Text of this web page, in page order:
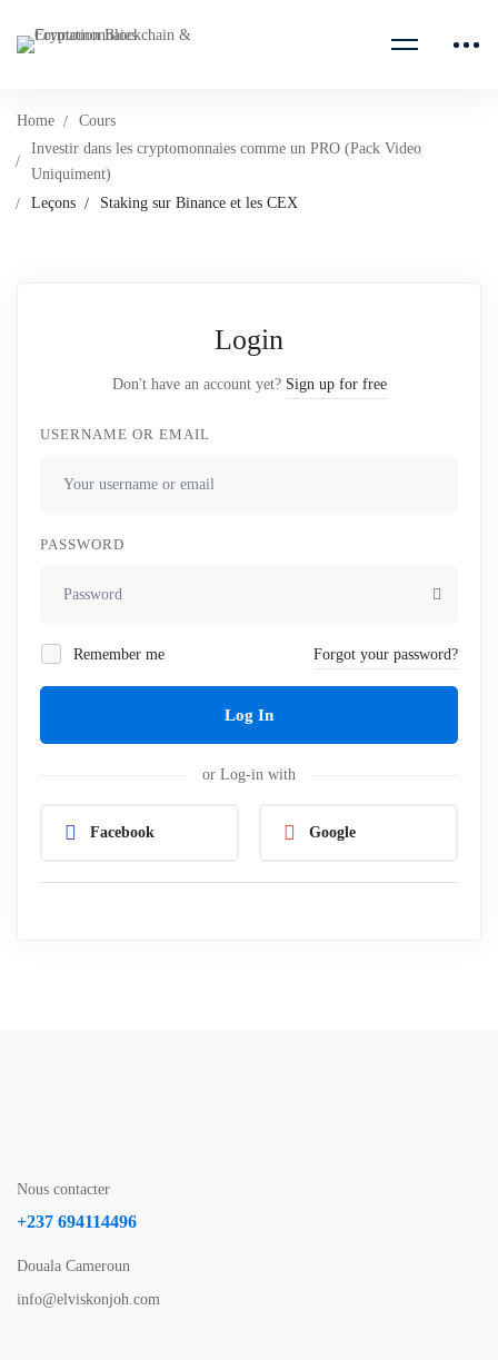
Home
Cours
Investir dans les cryptomonnaies comme un PRO (Pack Video
Uniquiment)
Leçons
Staking sur Binance et les CEX
Login
Don't have an account yet? Sign up for free
USERNAME OR EMAIL
PASSWORD
Remember me Forgot your password?
Log In
or Log-in with
Facebook Google
Nous contacter
+237 694114496
Douala Cameroun
info@elviskonjoh.com